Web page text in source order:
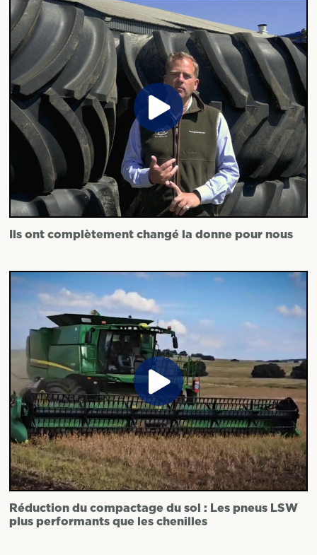
Ils ont complètement changé la donne pour nous
Réduction du compactage du sol : Les pneus LSW
plus performants que les chenilles